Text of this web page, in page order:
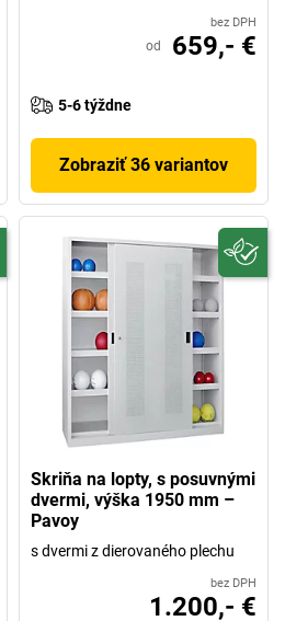
bez DPH
od 659,- €
5-6 týždne
Zobraziť 36 variantov
Skriňa na lopty, s posuvnými
dvermi, výška 1950 mm –
Pavoy
s dvermi z dierovaného plechu
bez DPH
1.200,- €